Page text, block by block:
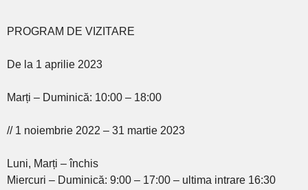
PROGRAM DE VIZITARE
De la 1 aprilie 2023
Marți – Duminică: 10:00 – 18:00
// 1 noiembrie 2022 – 31 martie 2023
Luni, Marți – închis
Miercuri – Duminică: 9:00 – 17:00 – ultima intrare 16:30